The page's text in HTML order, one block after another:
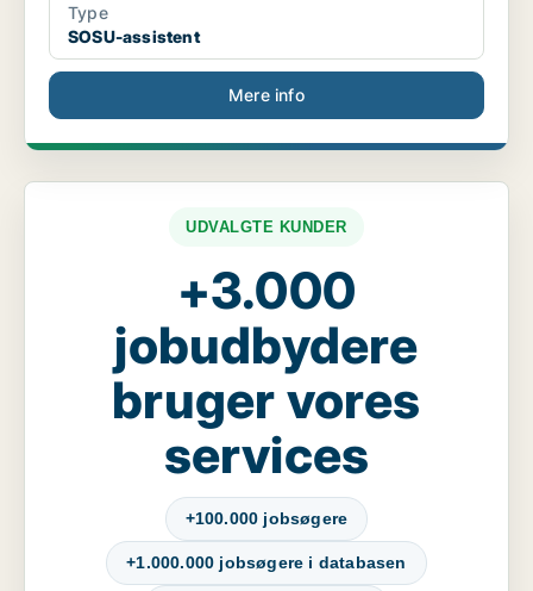
Type
SOSU-assistent
Mere info
UDVALGTE KUNDER
+3.000
jobudbydere
bruger vores
services
+100.000 jobsøgere
+1.000.000 jobsøgere i databasen